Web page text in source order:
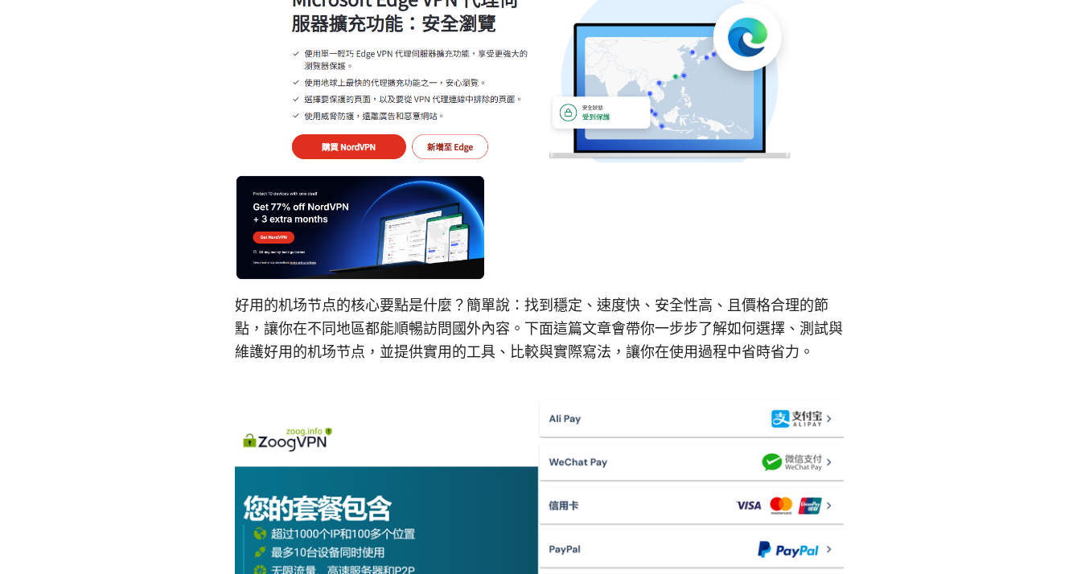
好用的机场节点的核心要點是什麼？簡單說：找到穩定、速度快、安全性高、且價格合理的節
點，讓你在不同地區都能順暢訪問國外內容。下面這篇文章會帶你一步步了解如何選擇、測試與
維護好用的机场节点，並提供實用的工具、比較與實際寫法，讓你在使用過程中省時省力。